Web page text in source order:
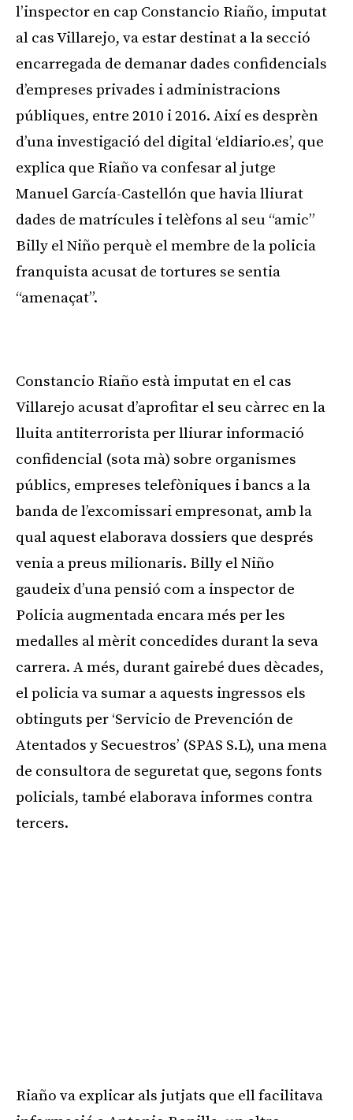
l’inspector en cap Constancio Riaño, imputat
al cas Villarejo, va estar destinat a la secció
encarregada de demanar dades confidencials
d’empreses privades i administracions
públiques, entre 2010 i 2016. Així es desprèn
d’una investigació del digital ‘eldiario.es’, que
explica que Riaño va confesar al jutge
Manuel García-Castellón que havia lliurat
dades de matrícules i telèfons al seu “amic”
Billy el Niño perquè el membre de la policia
franquista acusat de tortures se sentia
“amenaçat”.
Constancio Riaño està imputat en el cas
Villarejo acusat d’aprofitar el seu càrrec en la
lluita antiterrorista per lliurar informació
confidencial (sota mà) sobre organismes
públics, empreses telefòniques i bancs a la
banda de l’excomissari empresonat, amb la
qual aquest elaborava dossiers que després
venia a preus milionaris. Billy el Niño
gaudeix d’una pensió com a inspector de
Policia augmentada encara més per les
medalles al mèrit concedides durant la seva
carrera. A més, durant gairebé dues dècades,
el policia va sumar a aquests ingressos els
obtinguts per ‘Servicio de Prevención de
Atentados y Secuestros’ (SPAS S.L), una mena
de consultora de seguretat que, segons fonts
policials, també elaborava informes contra
tercers.
Riaño va explicar als jutjats que ell facilitava